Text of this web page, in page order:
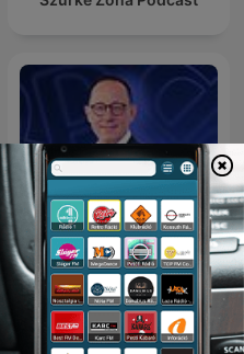
Önjáróbb Vállalkozás
Podcast